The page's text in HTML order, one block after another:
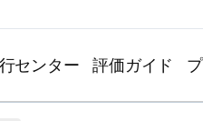
センター 評価ガイド